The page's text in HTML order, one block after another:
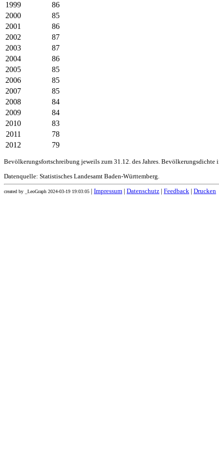
1999
86
2000
85
2001
86
2002
87
2003
87
2004
86
2005
85
2006
85
2007
85
2008
84
2009
84
2010
83
2011
78
2012
79
Bevölkerungsfortschreibung jeweils zum 31.12. des Jahres. Bevölkerungsdichte
Datenquelle: Statistisches Landesamt Baden-Württemberg.
created by _LeoGraph 2024-03-19 19:03:05 Impressum Datenschutz Feedback Drucken